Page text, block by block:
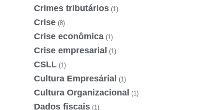
Crimes tributários (1)
Crise (8)
Crise econômica (1)
Crise empresarial (1)
CSLL (1)
Cultura Empresárial (1)
Cultura Organizacional (1)
Dados fiscais (1)